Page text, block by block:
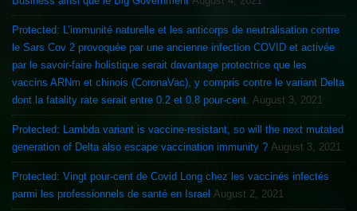
Protected: L’immunité naturelle et les anticorps de neutralisation contre
le Sars Cov 2 provoquée par une ancienne infection COVID et activée
par le savoir-faire holistique serait davantage protectrice que les
vaccins ARNm et chinois (CoronaVac), y compris contre le variant Delta
dont la fatality rate serait entre 0.2 et 0.8 pour-cent. August 3, 2021
Protected: Lambda variant is vaccine-resistant, so will the next mutated
generation of Delta also escape vaccination immunity ? August 3, 2021
Protected: Vingt pour-cent de Covid Long chez les vaccinés infectés
parmi les professionnels de santé en Israel August 2, 2021